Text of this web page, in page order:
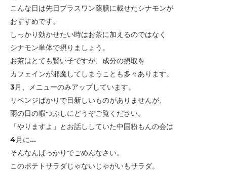
こんな日は先日プラスワン薬膳に載せたシナモンが
おすすめです。
しっかり効かせたい時はお茶に加えるのではなく
シナモン単体で摂りましょう。
お茶はとても賢い子ですが、成分の摂取を
カフェインが邪魔してしまうことも多々あります。
3月、メニューのみアップしています。
リベンジばかりで目新しいものがありませんが、
雨の日の暇つぶしにどうぞご覧ください。
「やりますよ」とお話ししていた中国粉もんの会は
4月に...
そんなんばっかりでごめんなさい。
このポテトサラダじゃないじゃがいもサラダ。